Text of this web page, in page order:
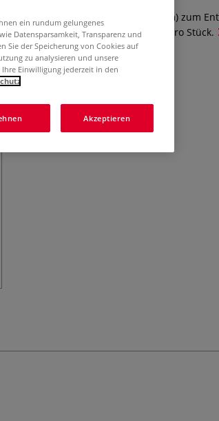
Modellierschlingen (Länge: 13 cm) zum
Modellieren und Töpfern. Preis pro Stück.
ein rundum gelungenes
Datensparsamkeit, Transparenz und
Sie der Speicherung von Cookies auf
zu analysieren und unsere
Einwilligung jederzeit in den
Akzeptieren